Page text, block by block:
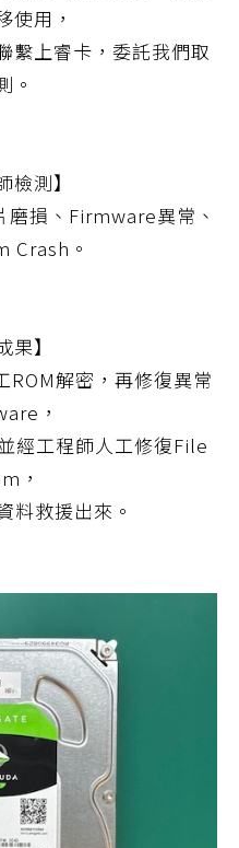
使用，
繫上睿卡，委託我們取
。
檢測】
磨損、Firmware異常、
Crash。
果】
ROM解密，再修復異常
，
經工程師人工修復File
，
料救援出來。